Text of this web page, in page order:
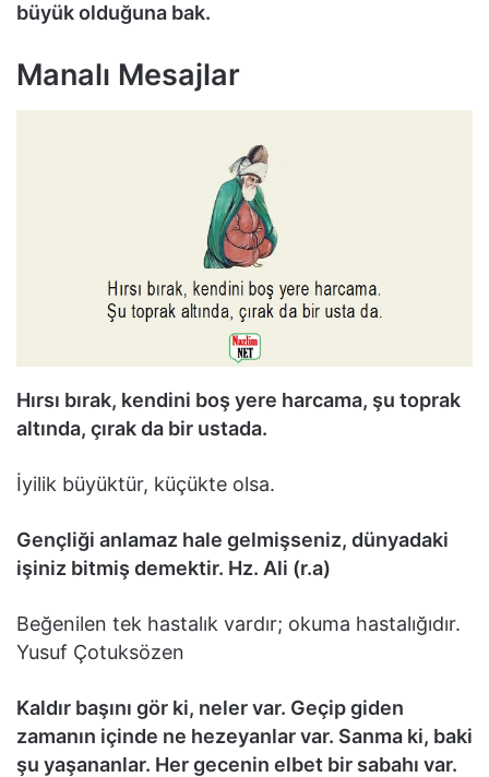
büyük olduğuna bak.
Manalı Mesajlar
Hırsı bırak, kendini boş yere harcama, şu toprak
altında, çırak da bir ustada.
İyilik büyüktür, küçükte olsa.
Gençliği anlamaz hale gelmişseniz, dünyadaki
işiniz bitmiş demektir. Hz. Ali (r.a)
Beğenilen tek hastalık vardır; okuma hastalığıdır.
Yusuf Çotuksözen
Kaldır başını gör ki, neler var. Geçip giden
zamanın içinde ne hezeyanlar var. Sanma ki, baki
şu yaşananlar. Her gecenin elbet bir sabahı var.